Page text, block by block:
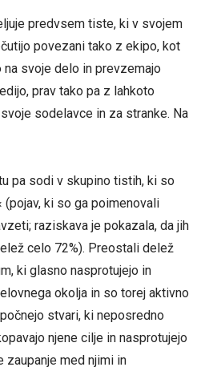
predvsem tiste, ki v svojem
povezani tako z ekipo, kot
svoje delo in prevzemajo
prav tako pa z lahkoto
sodelavce in za stranke. Na
pa sodi v skupino tistih, ki so
ki so ga poimenovali
raziskava je pokazala, da jih
celo 72%). Preostali delež
ki glasno nasprotujejo in
okolja in so torej aktivno
stvari, ki neposredno
njene cilje in nasprotujejo
zaupanje med njimi in